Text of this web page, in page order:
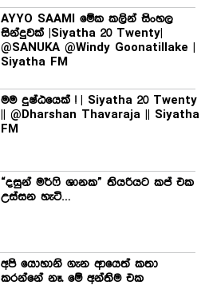
AYYO SAAMI මේක කලින් සිංහල
සින්දුවක් |Siyatha 20 Twenty|
@SANUKA @Windy Goonatillake |
Siyatha FM
මම දුෂ්ඨයෙක් ! | Siyatha 20 Twenty
|| @Dharshan Thavaraja || Siyatha
FM
“දසුන් මර්ෆි ශානක” තියරියට කප් එක
උස්සන හැටි…
අපි යොහානි ගැන ආයෙත් කතා
කරන්නේ නෑ. මේ අන්තිම එක